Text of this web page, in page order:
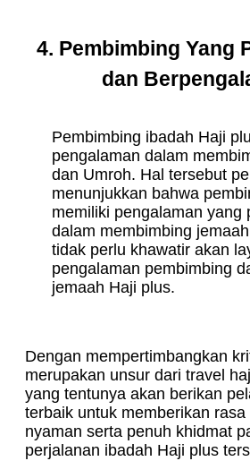
4. Pembimbing Yang
dan
Pembimbing ibadah Haji
pengalaman dalam
dan Umroh. Hal tersebut
menunjukkan bahwa
memiliki pengalaman yang
dalam membimbing
tidak perlu khawatir akan
pengalaman pembimbing
jemaah Haji plus.
Dengan mempertimbangkan
merupakan unsur dari travel
yang tentunya akan berikan
terbaik untuk memberikan rasa
nyaman serta penuh khidmat
perjalanan ibadah Haji plus